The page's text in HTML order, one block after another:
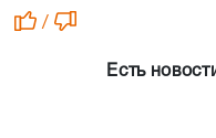
/
Есть